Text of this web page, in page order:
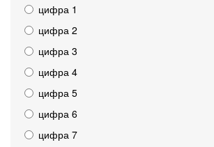
цифра 1
цифра 2
цифра 3
цифра 4
цифра 5
цифра 6
цифра 7